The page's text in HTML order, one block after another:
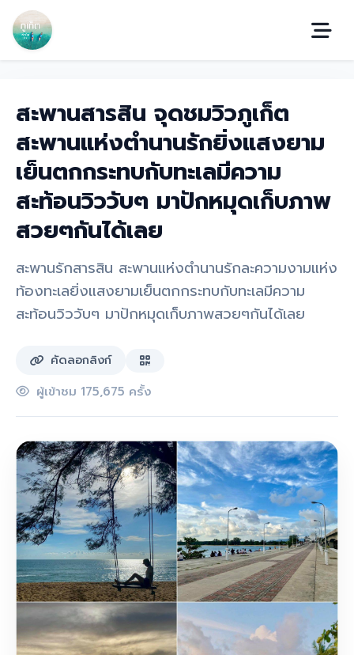
สะพานสารสิน จุดชมวิวภูเก็ต
สะพานแห่งตำนานรักยิ่งแสงยาม
เย็นตกกระทบกับทะเลมีความ
สะท้อนวิววับๆ มาปักหมุดเก็บภาพ
สวยๆกันได้เลย
สะพานรักสารสิน สะพานแห่งตำนานรักละความงามแห่ง
ท้องทะเลยิ่งแสงยามเย็นตกกระทบกับทะเลมีความ
สะท้อนวิววับๆ มาปักหมุดเก็บภาพสวยๆกันได้เลย
คัดลอกลิงก์
ผู้เข้าชม 175,675 ครั้ง